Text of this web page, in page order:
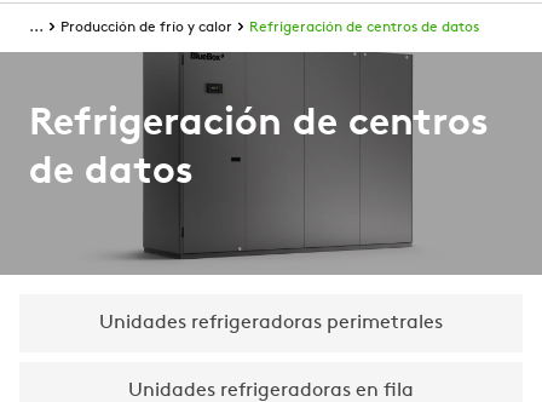
... Producción de frío y calor Refrigeración de centros de datos
Refrigeración de centros
de datos
Unidades refrigeradoras perimetrales
Unidades refrigeradoras en fila